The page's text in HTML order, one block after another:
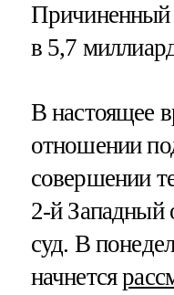
Причиненный
в 5,7
В настоящее
отношении
совершении
2-й
суд. В
начнется